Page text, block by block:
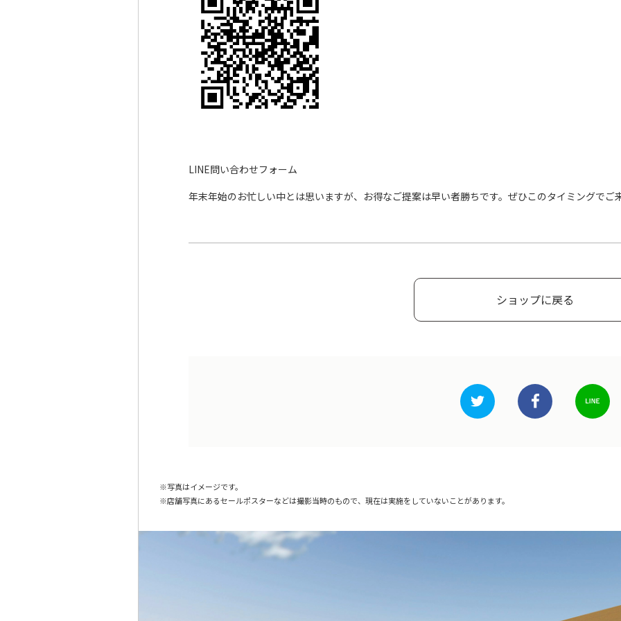
LINE問い合わせフォーム
年末年始のお忙しい中とは思いますが、お得なご提案は早い者勝ちです。ぜひこのタイミングでご
ショップに戻る
写真はイメージです。
店舗写真にあるセールポスターなどは撮影当時のもので、現在は実施をしていないことがあります。